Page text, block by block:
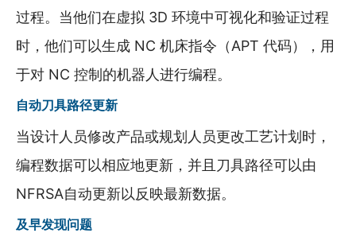
过程。当他们在虚拟 3D 环境中可视化和验证过程
时，他们可以生成 NC 机床指令（APT 代码），用
于对 NC 控制的机器人进行编程。
自动刀具路径更新
当设计人员修改产品或规划人员更改工艺计划时，
编程数据可以相应地更新，并且刀具路径可以由
NFRSA自动更新以反映最新数据。
及早发现问题